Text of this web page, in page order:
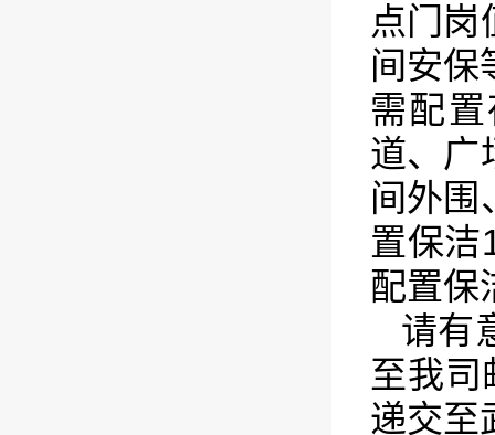
点门岗
间安保
需配
道、广
间外围
置保洁
配置保
请有
至我司
递交至